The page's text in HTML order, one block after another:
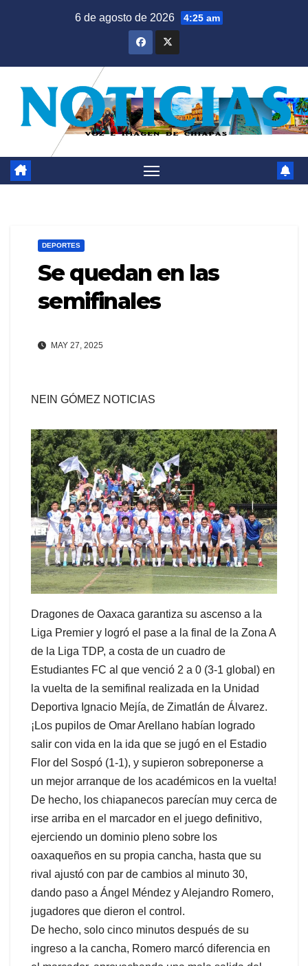
6 de agosto de 2026 4:25 am
DEPORTES
Se quedan en las
semifinales
MAY 27, 2025
NEIN GÓMEZ NOTICIAS
Dragones de Oaxaca garantiza su ascenso a la
Liga Premier y logró el pase a la final de la Zona A
de la Liga TDP, a costa de un cuadro de
Estudiantes FC al que venció 2 a 0 (3-1 global) en
la vuelta de la semifinal realizada en la Unidad
Deportiva Ignacio Mejía, de Zimatlán de Álvarez.
¡Los pupilos de Omar Arellano habían logrado
salir con vida en la ida que se jugó en el Estadio
Flor del Sospó (1-1), y supieron sobreponerse a
un mejor arranque de los académicos en la vuelta!
De hecho, los chiapanecos parecían muy cerca de
irse arriba en el marcador en el juego definitivo,
ejerciendo un dominio pleno sobre los
oaxaqueños en su propia cancha, hasta que su
rival ajustó con par de cambios al minuto 30,
dando paso a Ángel Méndez y Alejandro Romero,
jugadores que dieron el control.
De hecho, solo cinco minutos después de su
ingreso a la cancha, Romero marcó diferencia en